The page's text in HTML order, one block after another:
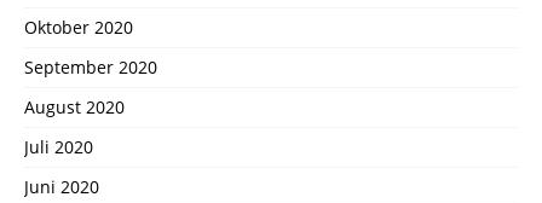
Oktober 2020
September 2020
August 2020
Juli 2020
Juni 2020